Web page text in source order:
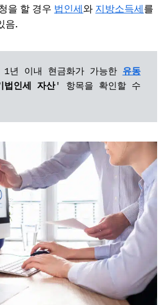
을 할 경우 법인세와 지방소득세를
음.
년 이내 현금화가 가능한 유동
법인세 자산' 항목을 확인할 수